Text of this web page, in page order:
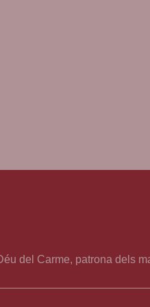
del Carme, patrona dels